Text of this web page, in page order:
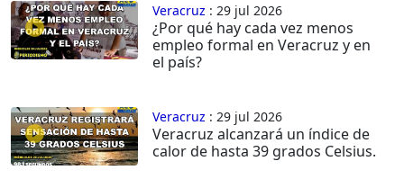
Veracruz : 29 jul 2026
¿Por qué hay cada vez menos
empleo formal en Veracruz y en
el país?
Veracruz : 29 jul 2026
Veracruz alcanzará un índice de
calor de hasta 39 grados Celsius.